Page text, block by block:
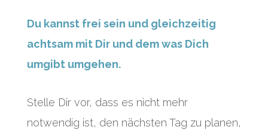
Du kannst frei sein und gleichzeitig
achtsam mit Dir und dem was Dich
umgibt umgehen.
Stelle Dir vor, dass es nicht mehr
notwendig ist, den nächsten Tag zu planen,